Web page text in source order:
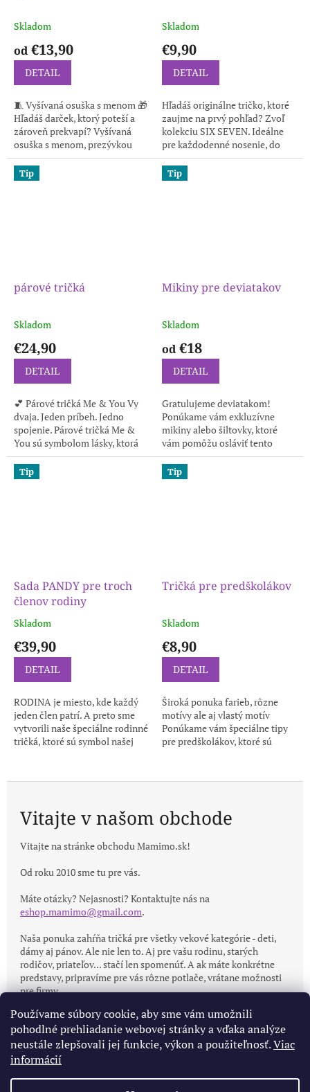
Používame súbory cookie, aby sme vám umožnili
pohodlné prehliadanie webovej stránky a vďaka analýze
neustále zlepšovali jej funkcie, výkon a použiteľnosť.Viac
informácií
Skladom
od€13,90
DETAIL
🧵 Vyšívaná osuška s menom 🎁
Hľadáš darček, ktorý poteší a
zároveň prekvapí? Vyšívaná
osuška s menom, prezývkou
alebo vlastným textom je
ideálnou voľbou pre každého,
kto si...
Skladom
€9,90
DETAIL
Hľadáš originálne tričko, ktoré
zaujme na prvý pohľad? Zvoľ
kolekciu SIX SEVEN. Ideálne
pre každodenné nosenie, do
mesta, na voľný čas aj
stretnutia s priateľmi. Vďaka...
Tip
párové tričká
Skladom
€24,90
DETAIL
💕 Párové tričká Me & You Vy
dvaja. Jeden príbeh. Jedno
spojenie. Párové tričká Me &
You sú symbolom lásky, ktorá
patrí len vám. ✔️ pohodlný a
kvalitný materiál...
Tip
Mikiny pre deviatakov
Skladom
od€18
DETAIL
Gratulujeme deviatakom!
Ponúkame vám exkluzívne
mikiny alebo šiltovky, ktoré
vám pomôžu osláviť tento
dôležitý míľnik v študentskom
živote. Máte možnosť pridať
mená vašich...
Tip
Sada PANDY pre troch
členov rodiny
Skladom
€39,90
DETAIL
RODINA je miesto, kde každý
jeden člen patrí. A preto sme
vytvorili naše špeciálne rodinné
tričká, ktoré sú symbol našej
Tip
Tričká pre predškolákov
Skladom
€8,90
DETAIL
Široká ponuka farieb, rôzne
motívy ale aj vlastý motív
Ponúkame vám špeciálne tipy
pre predškolákov, ktoré sú
so škôlkou...
Vitajte v našom obchode
Vitajte na stránke obchodu Mamimo.sk!
Od roku 2010 sme tu pre vás.
Máte otázky? Nejasnosti? Kontaktujte nás na
eshop.mamimo@gmail.com.
Naša ponuka zahŕňa tričká pre všetky vekové kategórie - deti,
dámy aj pánov. Ale nie len to. Aj pre vašu rodinu, starých
rodičov, priateľov... stačí len spomenúť. A ak máte konkrétne
predstavy, pripravíme pre vás rôzne potlače, vrátane možnosti
pre firmy.